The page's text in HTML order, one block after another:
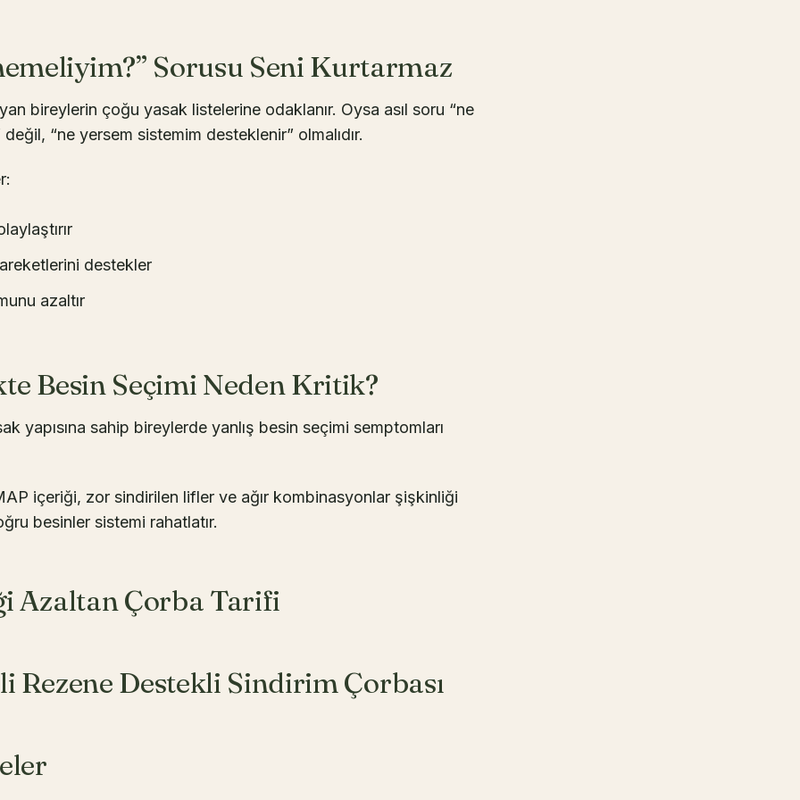
Sorusu Seni Kurtarmaz
bireylerin çoğu yasak listelerine odaklanır. Oysa asıl soru “ne
“ne yersem sistemim desteklenir” olmalıdır.
destekler
azaltır
Besin Seçimi Neden Kritik?
yapısına sahip bireylerde yanlış besin seçimi semptomları
içeriği, zor sindirilen lifler ve ağır kombinasyonlar şişkinliği
besinler sistemi rahatlatır.
Azaltan Çorba Tarifi
Rezene Destekli Sindirim Çorbası